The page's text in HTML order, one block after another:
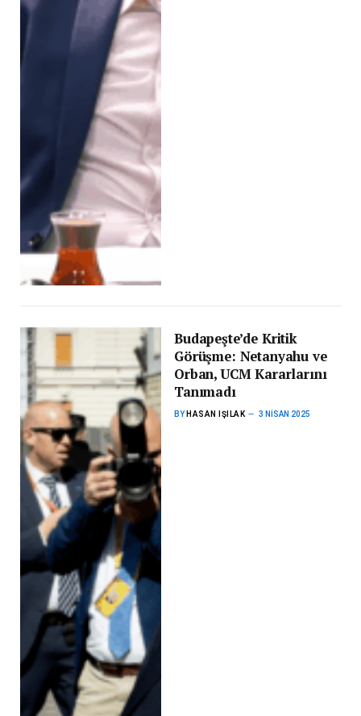
Budapeşte’de Kritik
Görüşme: Netanyahu ve
Orban, UCM Kararlarını
Tanımadı
BY HASAN IŞILAK 3 NISAN 2025